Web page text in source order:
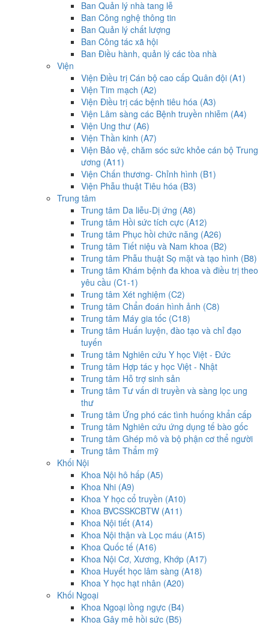
Ban Quản lý nhà tang lễ
Ban Công nghệ thông tin
Ban Quản lý chất lượng
Ban Công tác xã hội
Ban Điều hành, quản lý các tòa nhà
Viện
Viện Điều trị Cán bộ cao cấp Quân đội (A1)
Viện Tim mạch (A2)
Viện Điều trị các bệnh tiêu hóa (A3)
Viện Lâm sàng các Bệnh truyền nhiễm (A4)
Viện Ung thư (A6)
Viện Thần kinh (A7)
Viện Bảo vệ, chăm sóc sức khỏe cán bộ Trung
ương (A11)
Viện Chấn thương- Chỉnh hình (B1)
Viện Phẫu thuật Tiêu hóa (B3)
Trung tâm
Trung tâm Da liễu-Dị ứng (A8)
Trung tâm Hồi sức tích cực (A12)
Trung tâm Phục hồi chức năng (A26)
Trung tâm Tiết niệu và Nam khoa (B2)
Trung tâm Phẫu thuật Sọ mặt và tạo hình (B8)
Trung tâm Khám bệnh đa khoa và điều trị theo
yêu cầu (C1-1)
Trung tâm Xét nghiệm (C2)
Trung tâm Chẩn đoán hình ảnh (C8)
Trung tâm Máy gia tốc (C18)
Trung tâm Huấn luyện, đào tạo và chỉ đạo
tuyến
Trung tâm Nghiên cứu Y học Việt - Đức
Trung tâm Hợp tác y học Việt - Nhật
Trung tâm Hỗ trợ sinh sản
Trung tâm Tư vấn di truyền và sàng lọc ung
thư
Trung tâm Ứng phó các tình huống khẩn cấp
Trung tâm Nghiên cứu ứng dụng tế bào gốc
Trung tâm Ghép mô và bộ phận cơ thể người
Trung tâm Thẩm mỹ
Khối Nội
Khoa Nội hô hấp (A5)
Khoa Nhi (A9)
Khoa Y học cổ truyền (A10)
Khoa BVCSSKCBTW (A11)
Khoa Nội tiết (A14)
Khoa Nội thận và Lọc máu (A15)
Khoa Quốc tế (A16)
Khoa Nội Cơ, Xương, Khớp (A17)
Khoa Huyết học lâm sàng (A18)
Khoa Y học hạt nhân (A20)
Khối Ngoại
Khoa Ngoại lồng ngực (B4)
Khoa Gây mê hồi sức (B5)